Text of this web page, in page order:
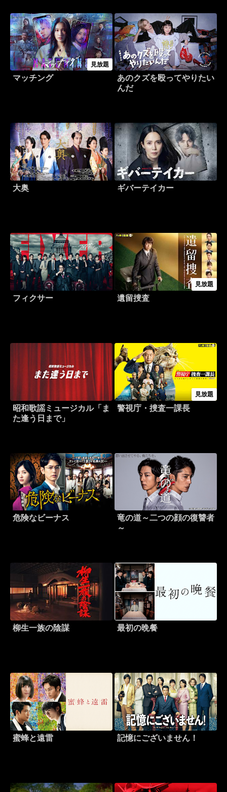
見放題
マッチング
あのクズを殴ってやりたい
んだ
大奥 ギバーテイカー
フィクサー
見放題
遺留捜査
昭和歌謡ミュージカル「ま
た逢う日まで」
見放題
警視庁・捜査一課長
危険なビーナス
竜の道～二つの顔の復讐者
～
柳生一族の陰謀 最初の晩餐
蜜蜂と遠雷 記憶にございません！